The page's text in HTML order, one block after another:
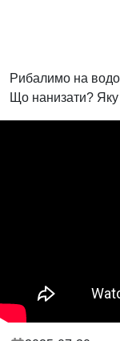
Рибалимо на
Що нанизати? Яку